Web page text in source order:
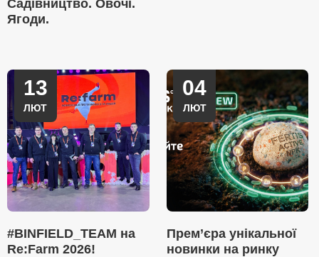
Садівництво. Овочі.
Ягоди.
13
ЛЮТ
#BINFIELD_TEAM на
Re:Farm 2026!
04
ЛЮТ
Прем’єра унікальної
новинки на ринку